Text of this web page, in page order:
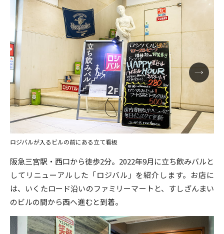
ロジバルが入るビルの前にある立て看板
阪急三宮駅・西口から徒歩2分。2022年9月に立ち飲みバルと
してリニューアルした「ロジバル」を紹介します。お店に
は、いくたロード沿いのファミリーマートと、すしざんまい
のビルの間から西へ進むと到着。